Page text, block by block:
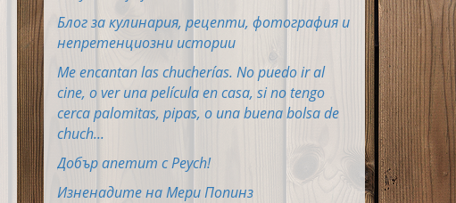
Блог за кулинария, рецепти, фотография и
непретенциозни истории
Me encantan las chucherías. No puedo ir al
cine, o ver una película en casa, si no tengo
cerca palomitas, pipas, o una buena bolsa de
chuch...
Добър апетит с Peych!
Изненадите на Мери Попинз